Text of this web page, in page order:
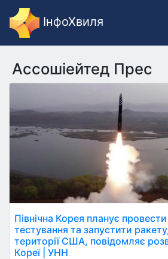
ІнфоХвиля
Ассошіейтед Прес
Північна Корея планує
тестування та запустити
території США, повідомляє
Кореї | УНН